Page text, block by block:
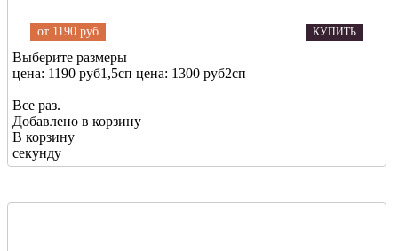
от 1190 руб КУПИТЬ
Выберите размеры
цена: 1190 руб1,5сп цена: 1300 руб2сп
Все раз.
Добавлено в корзину
В корзину
секунду